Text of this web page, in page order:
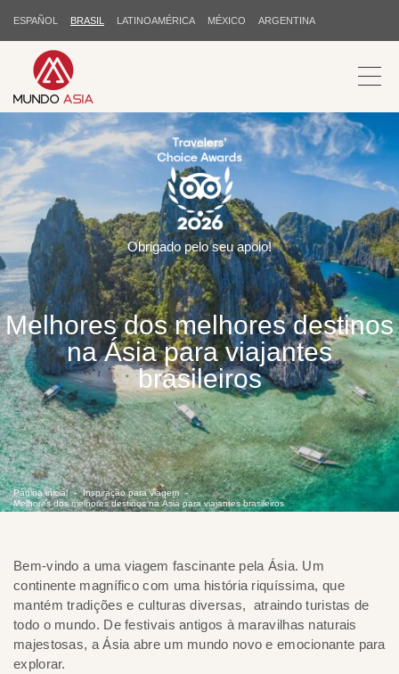
ESPAÑOL BRASIL LATINOAMÉRICA MÉXICO ARGENTINA
Melhores dos melhores destinos
na Ásia para viajantes
brasileiros
Página inicial
Inspiração para viagem
Melhores dos melhores destinos na Ásia para viajantes brasileiros
Obrigado pelo seu apoio!
Bem-vindo a uma viagem fascinante pela Ásia. Um
continente magnífico com uma história riquíssima, que
mantém tradições e culturas diversas, atraindo turistas de
todo o mundo. De festivais antigos à maravilhas naturais
majestosas, a Ásia abre um mundo novo e emocionante para
explorar.